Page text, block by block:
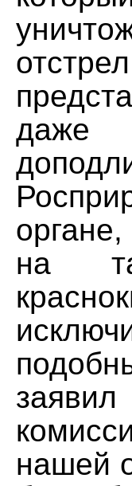
даже
на
нашей